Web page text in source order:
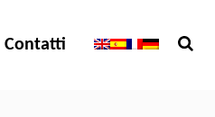
Contatti